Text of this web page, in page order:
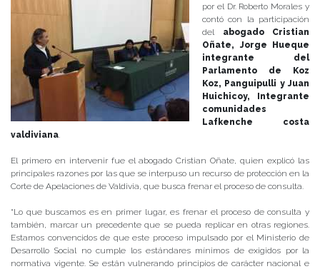
por el Dr. Roberto Morales y
contó con la participación
del
abogado Cristian
Oñate, Jorge Hueque
integrante del
Parlamento de Koz
Koz, Panguipulli y Juan
Huichicoy, Integrante
comunidades
Lafkenche costa
valdiviana
El primero en intervenir fue el abogado Cristian Oñate, quien explicó las
principales razones por las que se interpuso un recurso de protección en la
Corte de Apelaciones de Valdivia, que busca frenar el proceso de consulta.
“Lo que buscamos es en primer lugar, es frenar el proceso de consulta y
también, marcar un precedente que se pueda replicar en otras regiones.
Estamos convencidos de que este proceso impulsado por el Ministerio de
Desarrollo Social no cumple los estándares mínimos de exigidos por la
normativa vigente. Se están vulnerando principios de carácter nacional e